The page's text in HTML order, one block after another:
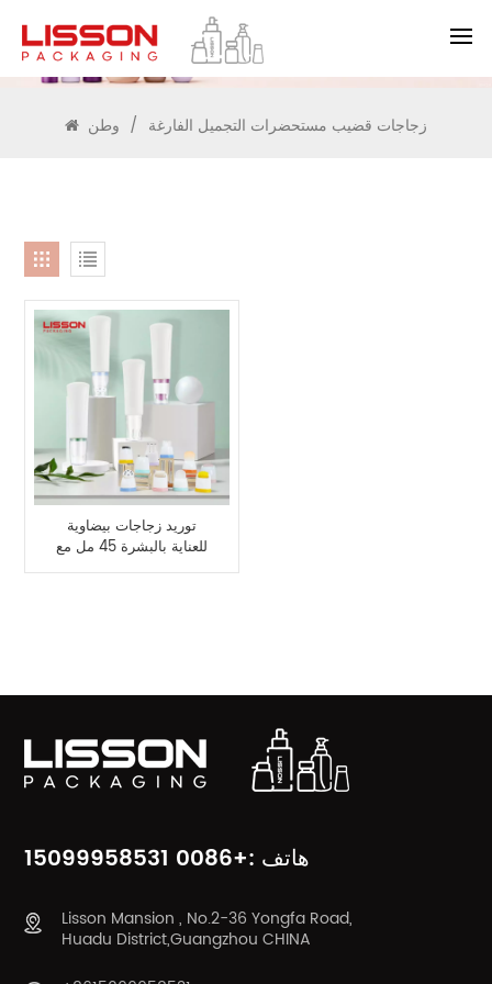
يبحث
/ زجاجات قضيب مستحضرات التجميل الفارغة
توريد زجاجات بيضاوية
للعناية بالبشرة 45 مل مع
أدوات تطبيق مختلفة
هاتف :+0086 15099958531
Lisson Mansion , No.2-36 Yongfa Road,
Huadu District,Guangzhou CHINA